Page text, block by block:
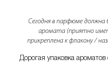
Сегодня в парфюме
аромата (приятно
прикреплена к флакону /
Дорогая упаковка